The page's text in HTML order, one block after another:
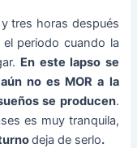
tres horas después
periodo cuando la
En este lapso se
no es MOR a la
se producen.
es muy tranquila,
deja de serlo.